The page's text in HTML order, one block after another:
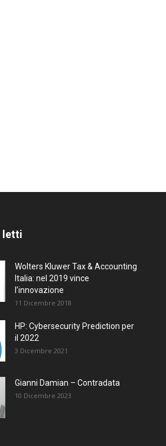
letti
Wolters Kluwer Tax & Accounting
Italia: nel 2019 vince
l’innovazione
11 Dicembre 2018
HP: Cybersecurity Prediction per
il 2022
3 Dicembre 2021
Gianni Damian – Contradata
10 Dicembre 2023